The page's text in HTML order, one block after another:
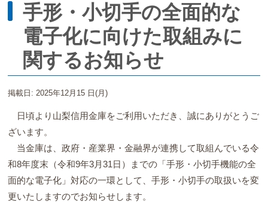
店舗・ATM
やましんについて
手形・小切手の全面的な
電子化に向けた取組みに
関するお知らせ
掲載日: 2025年12月15 日(月)
日頃より山梨信用金庫をご利用いただき、誠にありがとうご
ざいます。
当金庫は、政府・産業界・金融界が連携して取組んでいる令
和8年度末（令和9年3月31日）までの「手形・小切手機能の全
面的な電子化」対応の一環として、手形・小切手の取扱いを変
更いたしますのでお知らせします。